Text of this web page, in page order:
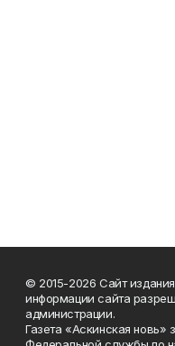
© 2015-2026 Сайт
информации сайта
администрации.
Газета «Аскинская новь»